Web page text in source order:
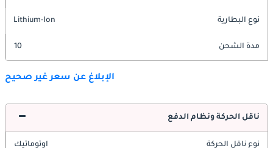
نوع البطارية Lithium-Ion
مدة الشحن 10
الإبلاغ عن سعر غير صحيح
ناقل الحركة ونظام الدفع
نوع ناقل الحركة اوتوماتيك